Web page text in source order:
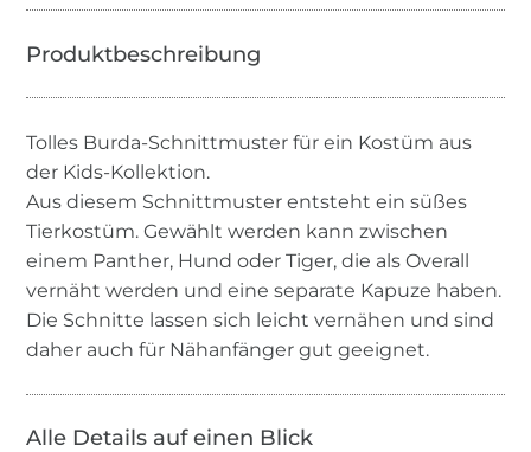
Tolles Burda-Schnittmuster für ein Kostüm aus
der Kids-Kollektion.
Aus diesem Schnittmuster entsteht ein süßes
Tierkostüm. Gewählt werden kann zwischen
einem Panther, Hund oder Tiger, die als Overall
vernäht werden und eine separate Kapuze haben.
Die Schnitte lassen sich leicht vernähen und sind
daher auch für Nähanfänger gut geeignet.
Alle Details auf einen Blick